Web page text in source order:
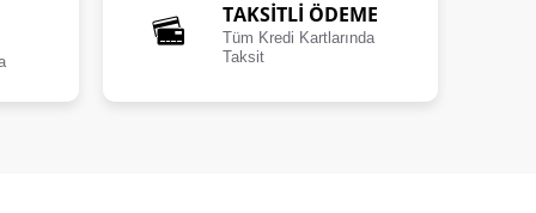
TAKSİTLİ ÖDEME
Tüm Kredi Kartlarında
Taksit